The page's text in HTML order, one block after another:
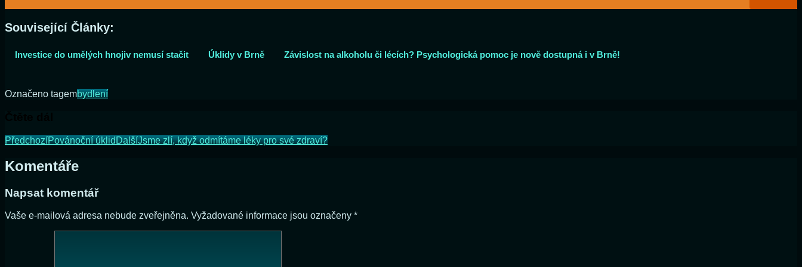
Související Články:
Investice do umělých hnojiv nemusí stačit Úklidy v Brně Závislost na alkoholu či lécích? Psychologická pomoc je nově dostupná i v Brně!
Označeno tagembydlení
PředchozíPovánoční úklidDalšíJsme zlí, když odmítáme léky pro své zdraví?
Komentáře
Napsat komentář
Vaše e-mailová adresa nebude zveřejněna. Vyžadované informace jsou označeny *